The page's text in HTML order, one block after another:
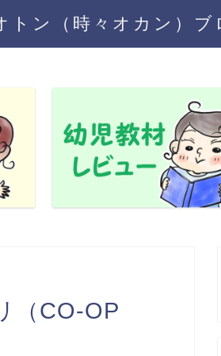
トン（時々オカン）ブ
（CO-OP